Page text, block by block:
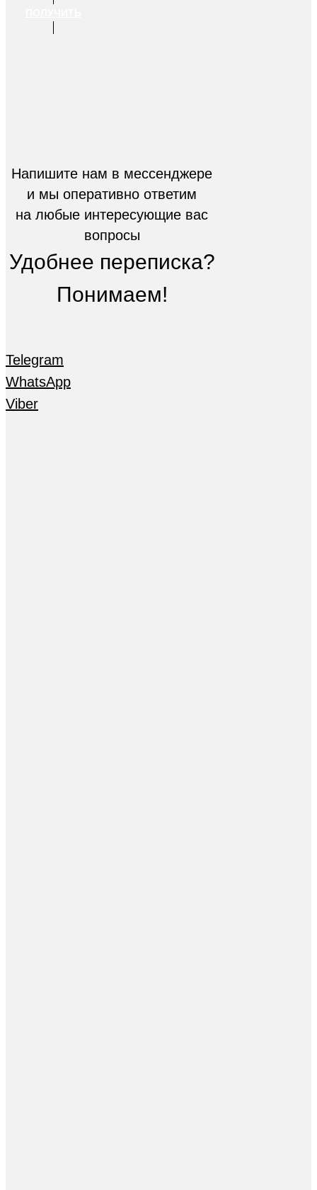
Напишите нам в мессенджере
и мы оперативно ответим
на любые интересующие вас
вопросы
Удобнее переписка?
Понимаем!
Telegram
WhatsApp
Viber